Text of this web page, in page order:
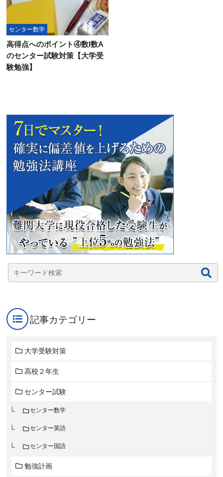
センター数学
高得点へのポイント④数I数A
のセンター試験対策【大学受
験勉強】
記事カテゴリー
大学受験対策
高校２年生
センター試験
センター数学
センター英語
センター国語
勉強計画